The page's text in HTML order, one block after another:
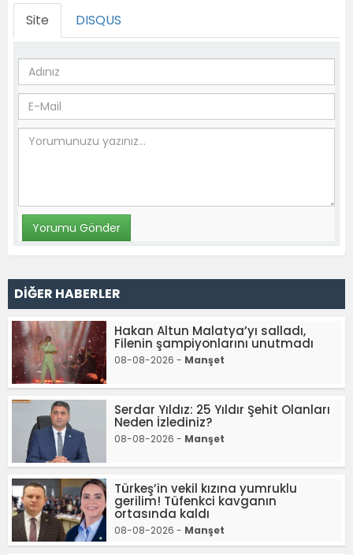
Site DISQUS
DİĞER HABERLER
Hakan Altun Malatya’yı salladı,
Filenin şampiyonlarını unutmadı
08-08-2026 - Manşet
Serdar Yıldız: 25 Yıldır Şehit Olanları
Neden İzlediniz?
08-08-2026 - Manşet
Türkeş’in vekil kızına yumruklu
gerilim! Tüfenkci kavganın
ortasında kaldı
08-08-2026 - Manşet